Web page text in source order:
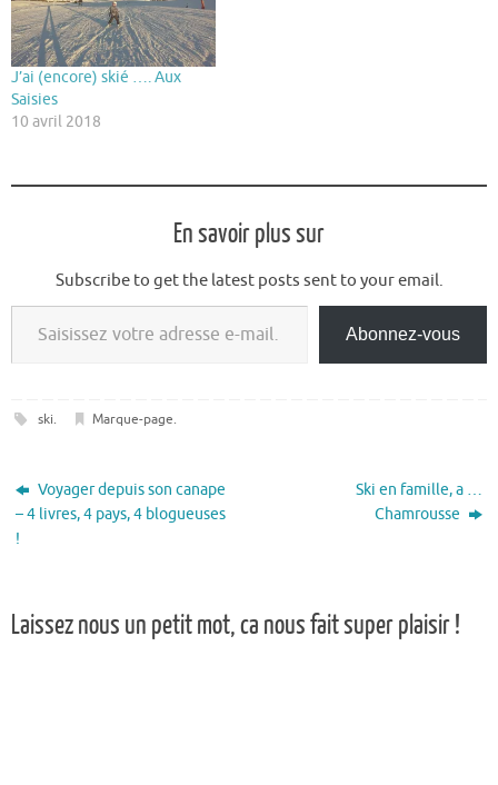
J’ai (encore) skié …. Aux
Saisies
10 avril 2018
En savoir plus sur
Subscribe to get the latest posts sent to your email.
Saisissez votre adresse e-mail…
Abonnez-vous
ski. Marque-page.
Voyager depuis son canape
– 4 livres, 4 pays, 4 blogueuses
!
Ski en famille, a …
Chamrousse
Laissez nous un petit mot, ca nous fait super plaisir !